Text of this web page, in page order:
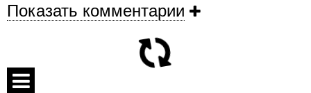
Показать комментарии